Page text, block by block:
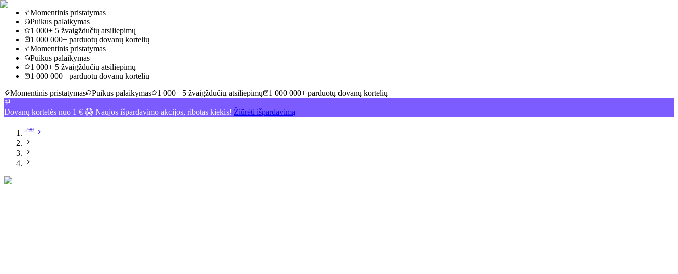
Momentinis pristatymas
Puikus palaikymas
1 000+ 5 žvaigždučių atsiliepimų
1 000 000+ parduotų dovanų kortelių
Momentinis pristatymas
Puikus palaikymas
1 000+ 5 žvaigždučių atsiliepimų
1 000 000+ parduotų dovanų kortelių
Momentinis pristatymas
Puikus palaikymas 1 000+ 5 žvaigždučių atsiliepimų 1 000 000+ parduotų dovanų kortelių
Dovanų kortelės nuo 1 € 😱 Naujos išpardavimo akcijos, ribotas kiekis! Žiūrėti išpardavimą